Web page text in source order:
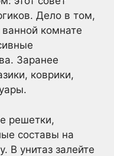
Дело в том,
комнате
Заранее
коврики,
решетки,
составы на
В унитаз залейте